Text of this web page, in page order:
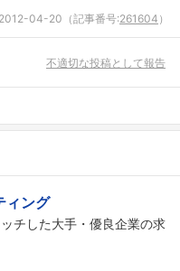
2012-04-20 （記事番号:261604 ）
不適切な投稿として報告
ィング
チした大手・優良企業の求